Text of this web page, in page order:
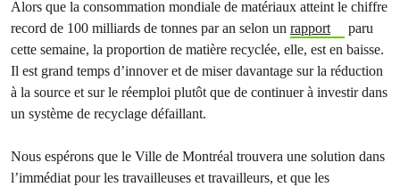
Alors que la consommation mondiale de matériaux atteint le chiffre
record de 100 milliards de tonnes par an selon un rapport
paru
cette semaine, la proportion de matière recyclée, elle, est en baisse.
Il est grand temps d’innover et de miser davantage sur la réduction
à la source et sur le réemploi plutôt que de continuer à investir dans
un système de recyclage défaillant.
Nous espérons que le Ville de Montréal trouvera une solution dans
l’immédiat pour les travailleuses et travailleurs, et que les